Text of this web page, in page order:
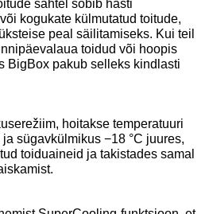
sahtel sobib hästi
kogukate külmutatud toitude,
peal säilitamiseks. Kui teil
toidud või hoopis
BigBox pakub selleks kindlasti
hoitakse temperatuuri
sügavkülmikus −18 °C juures,
toiduaineid ja takistades samal